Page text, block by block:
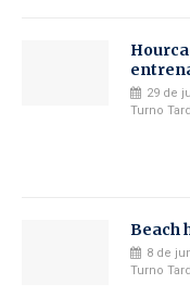
29 de
Turno
Beach
8 de
Turno